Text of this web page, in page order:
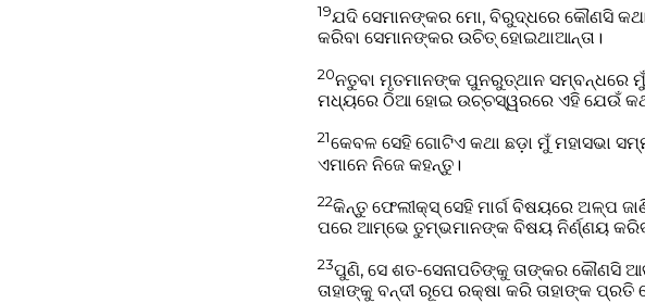
19ଯଦି ସେମାନଙ୍କର ମୋ, ବିରୁଦ୍ଧରେ କୌଣସି
କରିବା ସେମାନଙ୍କର ଉଚିତ୍ ହୋଇଥାଆନ୍ତା।
20ନତୁବା ମୃତମାନଙ୍କ ପୁନରୁତ୍ଥାନ
ମଧ୍ୟରେ ଠିଆ ହୋଇ ଉଚ୍ଚସ୍ୱରରେ ଏହି ଯେଉଁ
21କେବଳ ସେହି ଗୋଟିଏ କଥା ଛଡ଼ା ମୁଁ ମହାସଭା
ଏମାନେ ନିଜେ କହନ୍ତୁ।
22କିନ୍ତୁ ଫେଲୀକ୍ସ୍‌ ସେହି ମାର୍ଗ ବିଷୟରେ ଅଳ୍ପ
ପରେ ଆମ୍ଭେ ତୁମ୍ଭମାନଙ୍କ ବିଷୟ ନିର୍ଣ୍ଣୟ
23ପୁଣି, ସେ ଶତ-ସେନାପତିଙ୍କୁ ତାଙ୍କର କୌଣସି
ତାହାଙ୍କୁ ବନ୍ଦୀ ରୂପେ ରକ୍ଷା କରି ତାହାଙ୍କ